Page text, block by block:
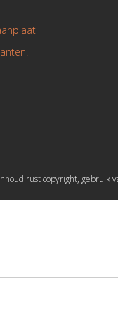
rust copyright, gebruik